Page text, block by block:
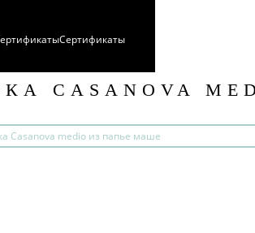
Сертификаты
CASANOVA